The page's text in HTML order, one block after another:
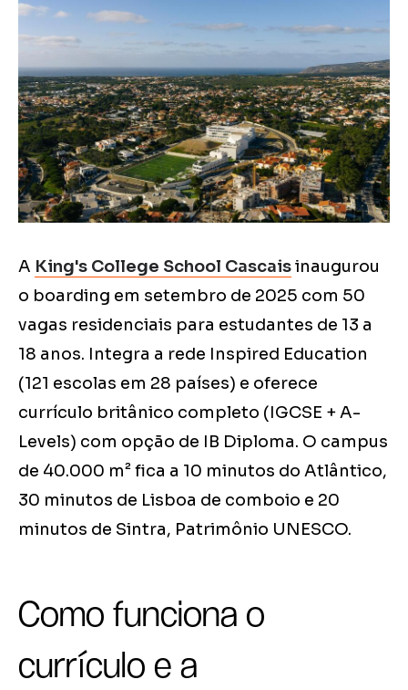
A King's College School Cascaisinaugurou
o boarding em setembro de 2025 com 50
vagas residenciais para estudantes de 13 a
18 anos. Integra a rede Inspired Education
(121 escolas em 28 países) e oferece
currículo britânico completo (IGCSE + A-
Levels) com opção de IB Diploma. O campus
de 40.000 m² fica a 10 minutos do Atlântico,
30 minutos de Lisboa de comboio e 20
minutos de Sintra, Patrimônio UNESCO.
Como funciona o
currículo e a